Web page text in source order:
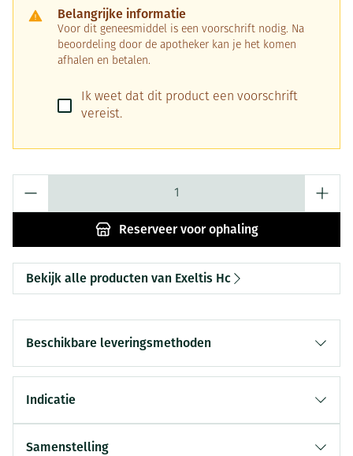
Belangrijke informatie
Voor dit geneesmiddel is een voorschrift nodig. Na
beoordeling door de apotheker kan je het komen
afhalen en betalen.
Ik weet dat dit product een voorschrift
vereist.
Reserveervoor ophaling
Bekijk alle producten van Exeltis Hc
Beschikbare leveringsmethoden
Indicatie
Samenstelling